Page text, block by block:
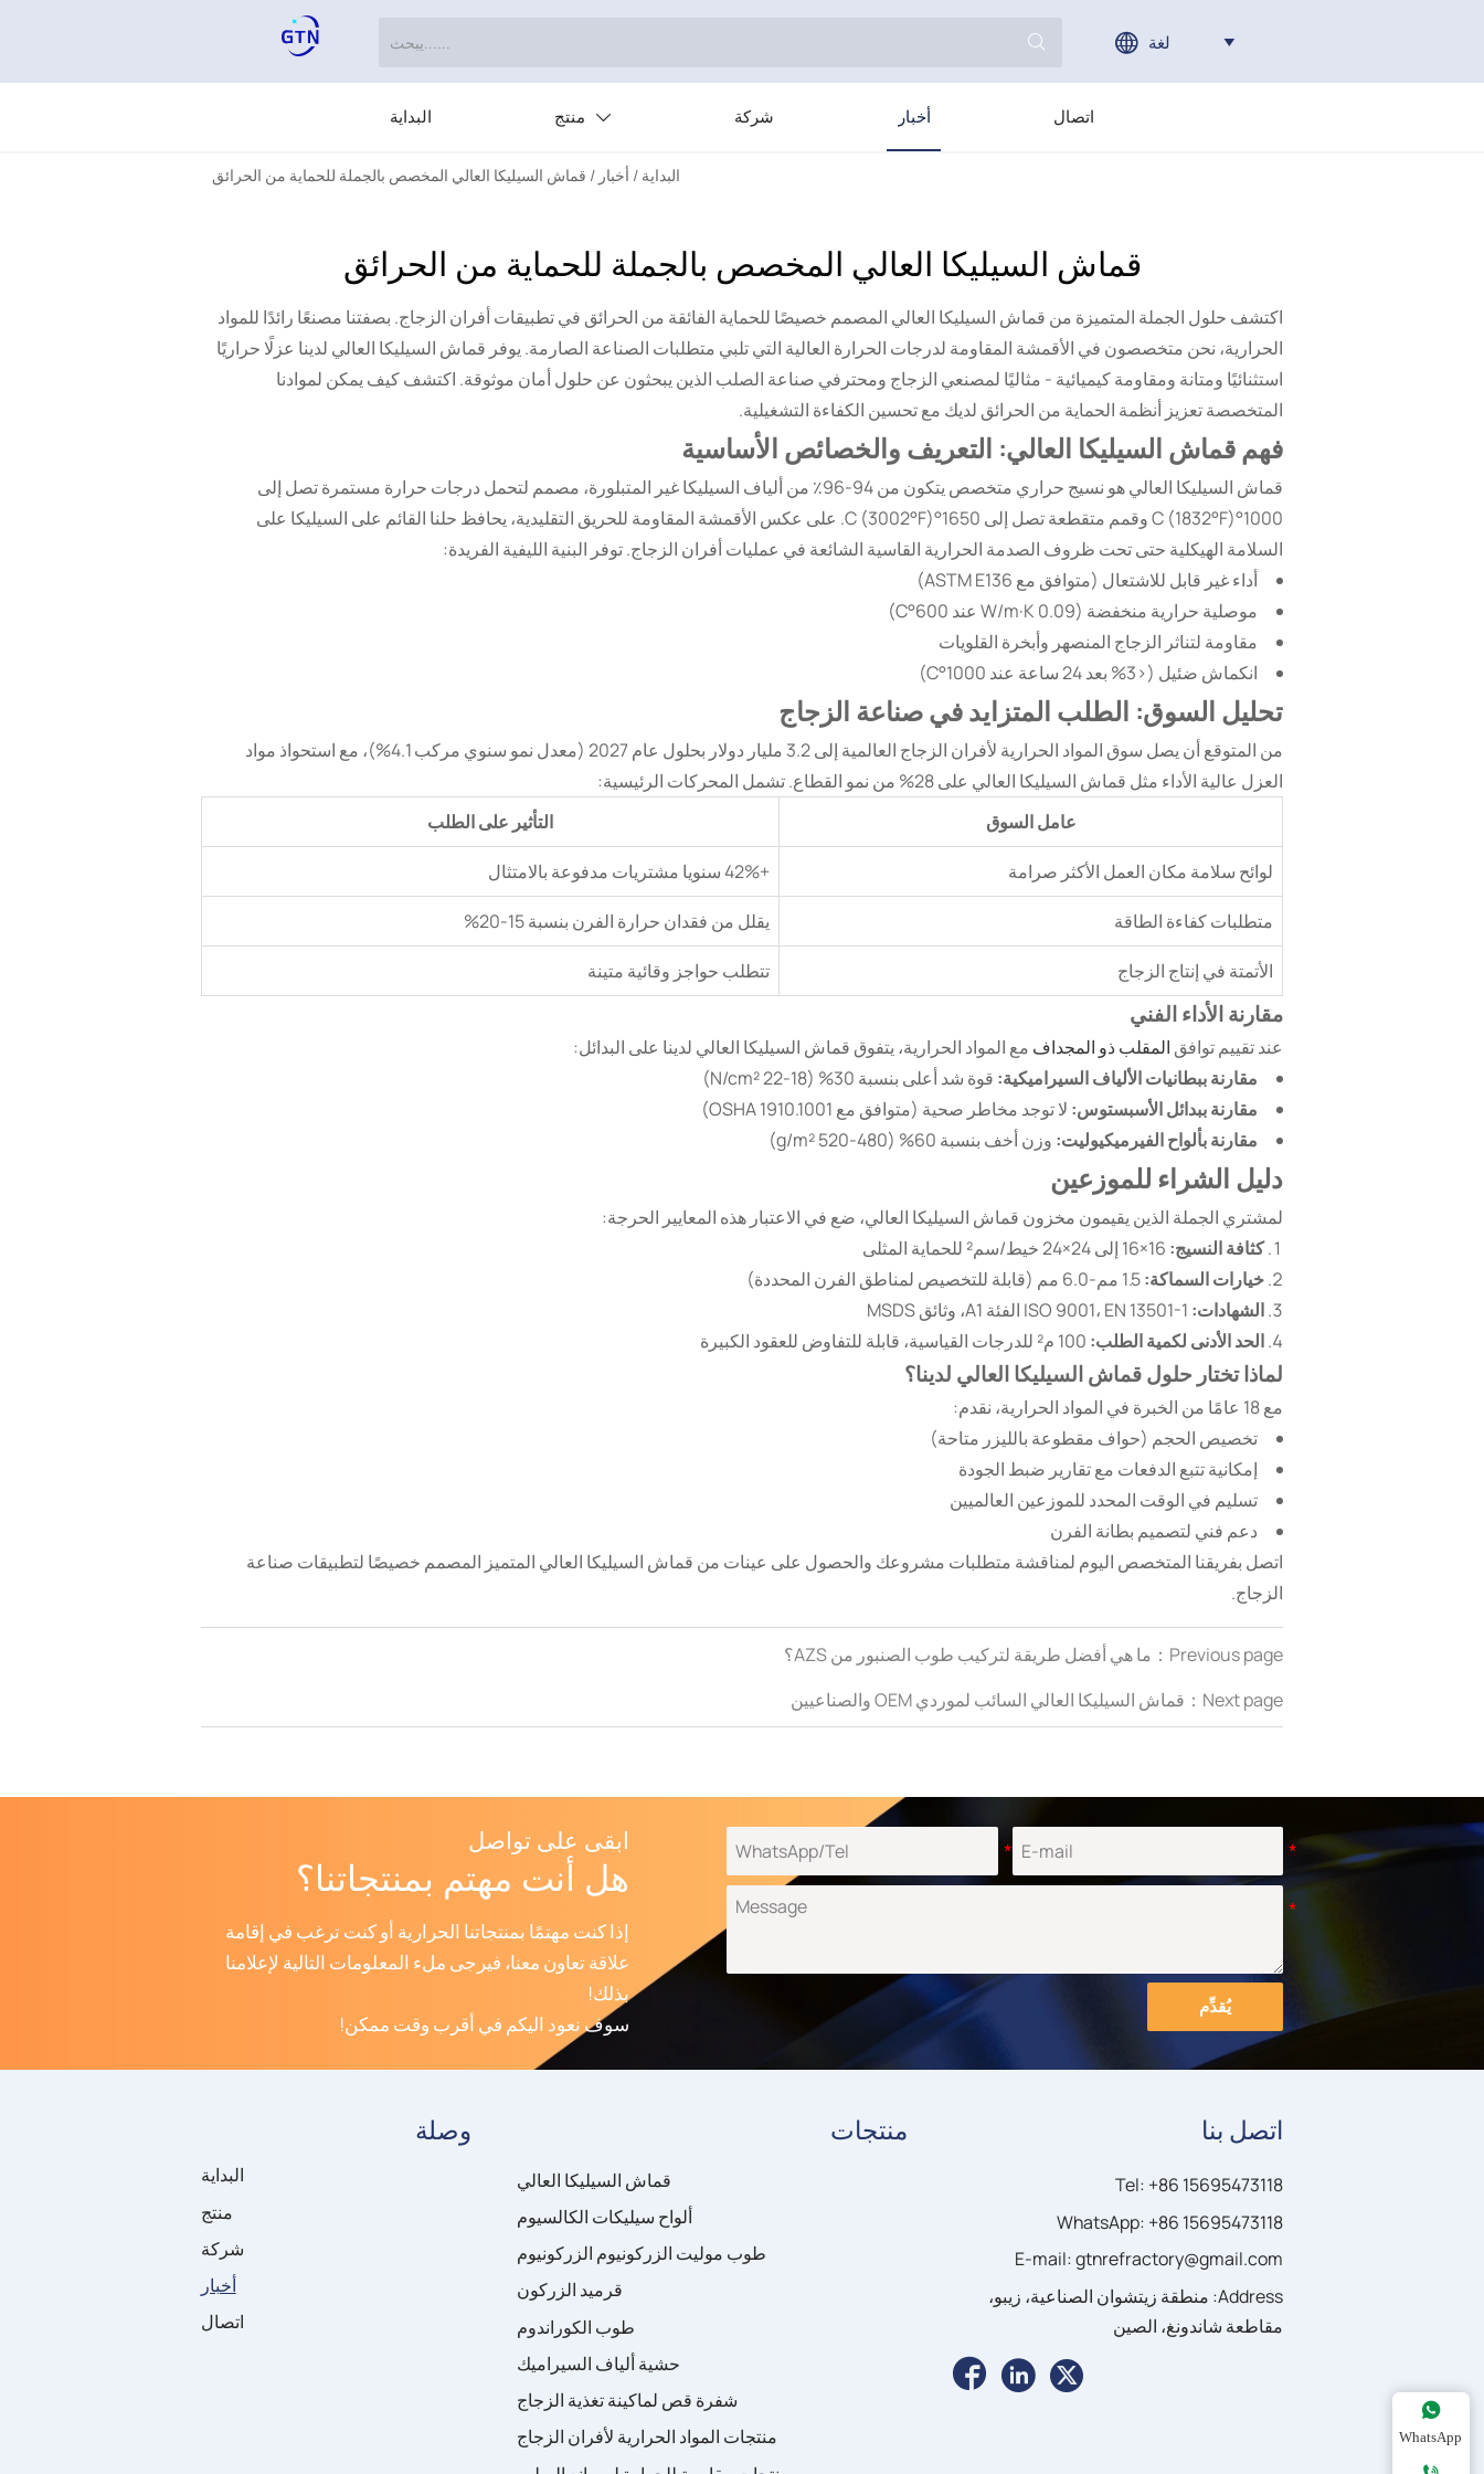
  لغة 
البداية منتج  شركة أخبار اتصال
البداية / أخبار / قماش السيليكا العالي المخصص بالجملة للحماية من الحرائق
قماش السيليكا العالي المخصص بالجملة للحماية من الحرائق
اكتشف حلول الجملة المتميزة من قماش السيليكا العالي المصمم خصيصًا للحماية الفائقة من الحرائق في تطبيقات أفران الزجاج. بصفتنا مصنعًا رائدًا للمواد
الحرارية، نحن متخصصون في الأقمشة المقاومة لدرجات الحرارة العالية التي تلبي متطلبات الصناعة الصارمة. يوفر قماش السيليكا العالي لدينا عزلًا حراريًا
استثنائيًا ومتانة ومقاومة كيميائية - مثاليًا لمصنعي الزجاج ومحترفي صناعة الصلب الذين يبحثون عن حلول أمان موثوقة. اكتشف كيف يمكن لموادنا
المتخصصة تعزيز أنظمة الحماية من الحرائق لديك مع تحسين الكفاءة التشغيلية.
فهم قماش السيليكا العالي: التعريف والخصائص الأساسية
قماش السيليكا العالي هو نسيج حراري متخصص يتكون من 94-96٪ من ألياف السيليكا غير المتبلورة، مصمم لتحمل درجات حرارة مستمرة تصل إلى
1000°C (1832°F) وقمم متقطعة تصل إلى 1650°C (3002°F). على عكس الأقمشة المقاومة للحريق التقليدية، يحافظ حلنا القائم على السيليكا على
السلامة الهيكلية حتى تحت ظروف الصدمة الحرارية القاسية الشائعة في عمليات أفران الزجاج. توفر البنية الليفية الفريدة:
أداء غير قابل للاشتعال (متوافق مع ASTM E136)
موصلية حرارية منخفضة (0.09 W/m·K عند 600°C)
مقاومة لتناثر الزجاج المنصهر وأبخرة القلويات
انكماش ضئيل (<3% بعد 24 ساعة عند 1000°C)
تحليل السوق: الطلب المتزايد في صناعة الزجاج
من المتوقع أن يصل سوق المواد الحرارية لأفران الزجاج العالمية إلى 3.2 مليار دولار بحلول عام 2027 (معدل نمو سنوي مركب 4.1%)، مع استحواذ مواد
العزل عالية الأداء مثل قماش السيليكا العالي على 28% من نمو القطاع. تشمل المحركات الرئيسية:
عامل السوق
التأثير على الطلب
لوائح سلامة مكان العمل الأكثر صرامة +42% سنويا مشتريات مدفوعة بالامتثال
متطلبات كفاءة الطاقة يقلل من فقدان حرارة الفرن بنسبة 15-20%
الأتمتة في إنتاج الزجاج تتطلب حواجز وقائية متينة
مقارنة الأداء الفني
عند تقييم توافق المقلب ذو المجداف مع المواد الحرارية، يتفوق قماش السيليكا العالي لدينا على البدائل:
مقارنة ببطانيات الألياف السيراميكية: قوة شد أعلى بنسبة 30% (18-22 N/cm²)
مقارنة ببدائل الأسبستوس: لا توجد مخاطر صحية (متوافق مع OSHA 1910.1001)
مقارنة بألواح الفيرميكيوليت: وزن أخف بنسبة 60% (480-520 g/m²)
دليل الشراء للموزعين
لمشتري الجملة الذين يقيمون مخزون قماش السيليكا العالي، ضع في الاعتبار هذه المعايير الحرجة:
كثافة النسيج:
خيارات السماكة:
الشهادات:
الحد الأدنى لكمية الطلب:
لماذا تختار حلول قماش السيليكا العالي لدينا؟
مع 18 عامًا من الخبرة في المواد الحرارية، نقدم:
تخصيص الحجم (حواف مقطوعة بالليزر متاحة)
إمكانية تتبع الدفعات مع تقارير ضبط الجودة
تسليم في الوقت المحدد للموزعين العالميين
دعم فني لتصميم بطانة الفرن
اتصل بفريقنا المتخصص اليوم لمناقشة متطلبات مشروعك والحصول على عينات من قماش السيليكا العالي المتميز المصمم خصيصًا لتطبيقات صناعة
الزجاج.
Previous page：
ما هي أفضل طريقة لتركيب طوب الصنبور من AZS؟
Next page：
قماش السيليكا العالي السائب لموردي OEM والصناعيين
ابقى على تواصل
هل أنت مهتم بمنتجاتنا؟
إذا كنت مهتمًا بمنتجاتنا الحرارية أو كنت ترغب في إقامة
علاقة تعاون معنا، فيرجى ملء المعلومات التالية لإعلامنا
بذلك!
سوف نعود اليكم في أقرب وقت ممكن!
يُقدِّم
وصلة
البداية
منتج
شركة
أخبار
اتصال
منتجات
قماش السيليكا العالي
ألواح سيليكات الكالسيوم
طوب موليت الزركونيوم الزركونيوم
قرميد الزركون
طوب الكوراندوم
حشية ألياف السيراميك
شفرة قص لماكينة تغذية الزجاج
منتجات المواد الحرارية لأفران الزجاج
اتصل بنا
Tel: +86 15695473118
WhatsApp: +86 15695473118
E-mail: gtnrefractory@gmail.com
Address: منطقة زيتشوان الصناعية، زيبو،
مقاطعة شاندونغ، الصين
  

WhatsApp